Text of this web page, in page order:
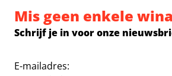
Mis geen enkele
Schrijf je in voor onze
E-mailadres: